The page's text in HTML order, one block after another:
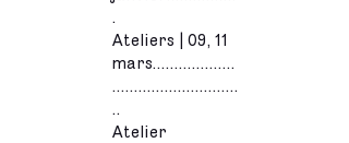
.
Ateliers | 09, 11
mars...................
.............................
..
Atelier